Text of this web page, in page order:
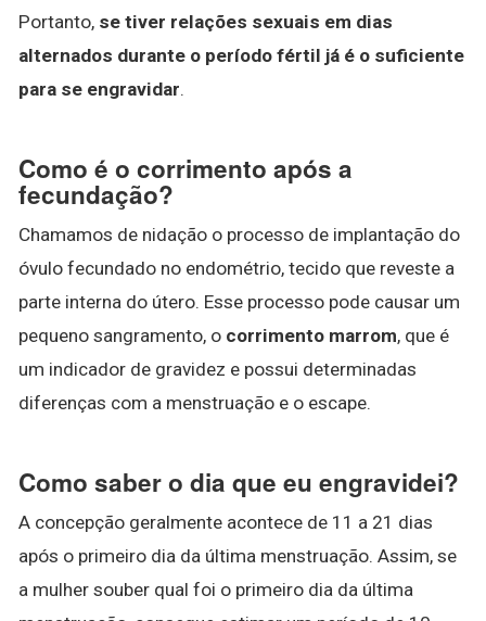
Portanto, se tiver relações sexuais em dias
alternados durante o período fértil já é o suficiente
para se engravidar.
Como é o corrimento após a
fecundação?
Chamamos de nidação o processo de implantação do
óvulo fecundado no endométrio, tecido que reveste a
parte interna do útero. Esse processo pode causar um
pequeno sangramento, o corrimento marrom, que é
um indicador de gravidez e possui determinadas
diferenças com a menstruação e o escape.
Como saber o dia que eu engravidei?
A concepção geralmente acontece de 11 a 21 dias
após o primeiro dia da última menstruação. Assim, se
a mulher souber qual foi o primeiro dia da última